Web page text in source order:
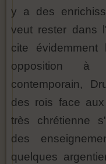
y a des
veut rester dans
cite
opposition à
contemporain,
des rois face
très chrétienne
des
quelques